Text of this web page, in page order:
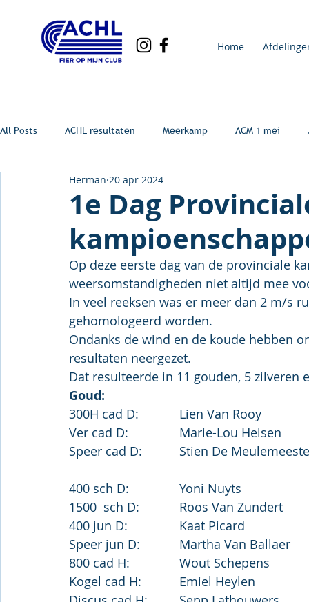
Home
All Posts ACHL resultaten Meerkamp ACM 1 mei
1e Dag
Herman 20 apr 2024
Op deze eerste dag van de provinciale
weersomstandigheden niet altijd mee
In veel reeksen was er meer dan 2 m/s
gehomologeerd worden.
Ondanks de wind en de koude hebben
resultaten neergezet.
Dat resulteerde in 11 gouden, 5 zilveren
Goud:
Speer cad D:		Stien De